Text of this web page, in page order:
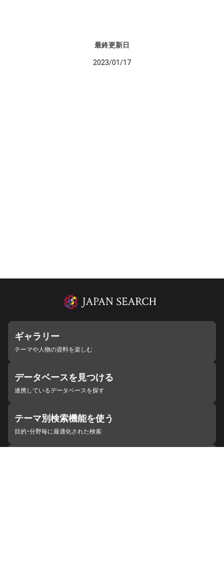
最終更新日
2023/01/17
ギャラリー
テーマや人物の資料を楽しむ
データベースを見つける
連携しているデータベースを探す
テーマ別検索機能を使う
目的・分野毎に最適化された検索